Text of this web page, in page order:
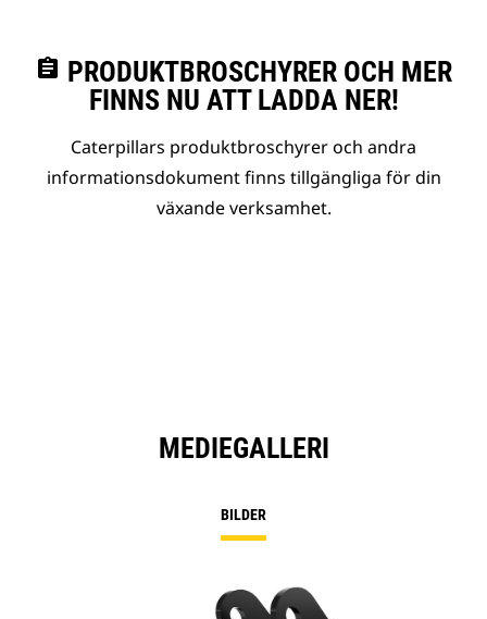
assignment PRODUKTBROSCHYRER OCH MER
FINNS NU ATT LADDA NER!
Caterpillars produktbroschyrer och andra
informationsdokument finns tillgängliga för din
växande verksamhet.
MEDIEGALLERI
BILDER